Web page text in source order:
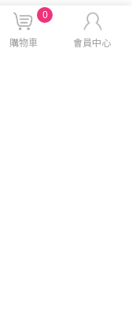
購物車
0
會員中心